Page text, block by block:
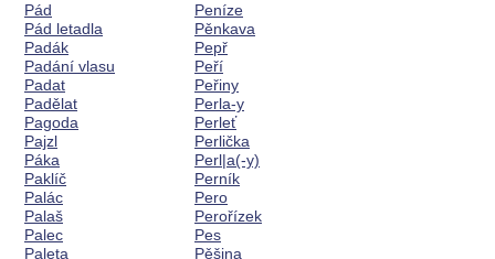
Pád
Pád letadla
Padák
Padání vlasu
Padat
Padělat
Pagoda
Pajzl
Páka
Paklíč
Palác
Palaš
Palec
Paleta
Peníze
Pěnkava
Pepř
Peří
Peřiny
Perla-y
Perleť
Perlička
Perl|a(-y)
Perník
Pero
Perořízek
Pes
Pěšina